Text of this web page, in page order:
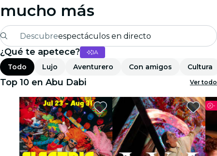
mucho más
Descubreespectáculos en directo
Madrid
candlelight
Londres
experiencias y ciudades
São Paulo
¿Qué te apetece? IA
Todo Lujo Aventurero Con amigos Cultura
Top 10 en Abu Dabi Ver todo
-